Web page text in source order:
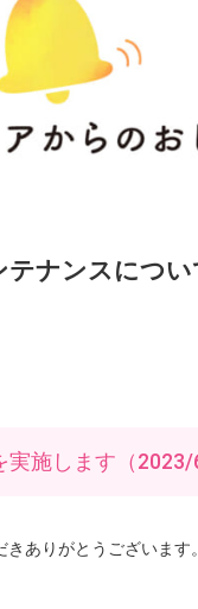
テナンスにつ
施します（2023/
ありがとうございます。